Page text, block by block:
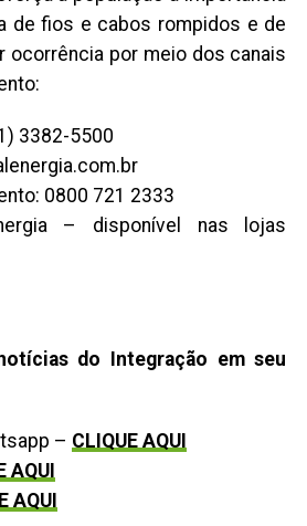
de fios e cabos rompidos e de
ocorrência por meio dos canais
3382-5500
0800 721 2333
– disponível nas lojas
do Integração em seu
– CLIQUE AQUI
AQUI
AQUI